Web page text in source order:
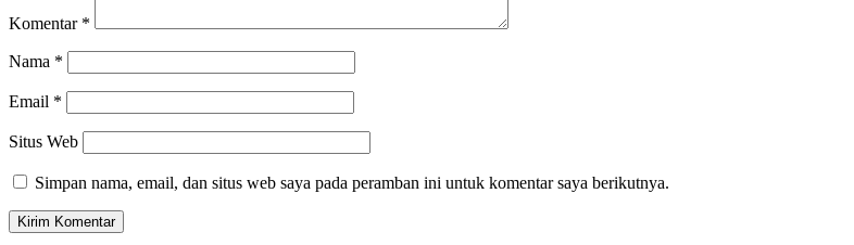
Komentar *
Nama *
Email *
Situs Web
Simpan nama, email, dan situs web saya pada peramban ini untuk komentar saya berikutnya.